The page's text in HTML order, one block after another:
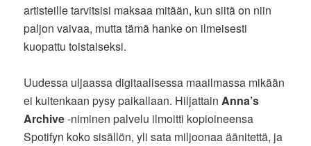
artisteille tarvitsisi maksaa mitään, kun siitä on niin
paljon vaivaa, mutta tämä hanke on ilmeisesti
kuopattu toistaiseksi.
Uudessa uljaassa digitaalisessa maailmassa mikään
ei kuitenkaan pysy paikallaan. HiljattainAnna’s
Archive-niminen palvelu ilmoitti kopioineensa
Spotifyn koko sisällön, yli sata miljoonaa äänitettä, ja